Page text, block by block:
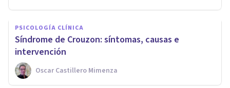
PSICOLOGÍA CLÍNICA
Síndrome de Crouzon: síntomas, causas e
intervención
Oscar Castillero Mimenza
La teoría de la inteligencia de
Francis Galton
Arturo Torres